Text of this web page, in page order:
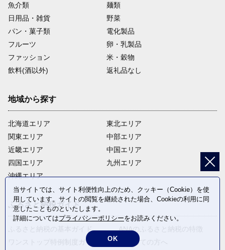
魚介類
麺類
日用品・雑貨
野菜
パン・菓子類
電化製品
フルーツ
卵・乳製品
ファッション
米・穀物
飲料(酒以外)
返礼品なし
地域から探す
北海道エリア
関東エリア
近畿エリア
四国エリア
沖縄エリア
東北エリア
中部エリア
中国エリア
九州エリア
ふるさと納税ガイド
ふるさと納税の基本ガイド
ワンストップ特例制度ガイド
ANAのふるさと納税の特徴
はじめての方へ
当サイトでは、サイト利便性向上のため、クッキー（Cookie）を使
用しています。サイトの閲覧を継続された場合、Cookieの利用に同
意したことものといたします。
詳細についてはプライバシーポリシーをお読みください。
OK